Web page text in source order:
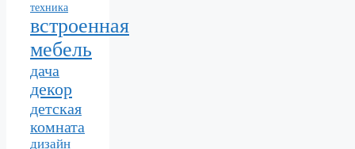
техника
встроенная
мебель
дача
декор
детская
комната
дизайн